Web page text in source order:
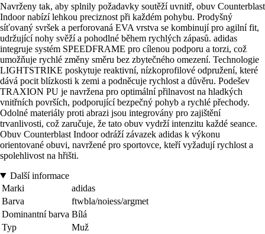
Navrženy tak, aby splnily požadavky soutěží uvnitř, obuv Counterblast
Indoor nabízí lehkou preciznost při každém pohybu. Prodyšný
síťovaný svršek a perforovaná EVA vrstva se kombinují pro agilní fit,
udržující nohy svěží a pohodlné během rychlých zápasů. adidas
integruje systém SPEEDFRAME pro cílenou podporu a torzi, což
umožňuje rychlé změny směru bez zbytečného omezení. Technologie
LIGHTSTRIKE poskytuje reaktivní, nízkoprofilové odpružení, které
dává pocit blízkosti k zemi a podněcuje rychlost a důvěru. Podešev
TRAXION PU je navržena pro optimální přilnavost na hladkých
vnitřních površích, podporující bezpečný pohyb a rychlé přechody.
Odolné materiály proti abrazi jsou integrovány pro zajištění
trvanlivosti, což zaručuje, že tato obuv vydrží intenzitu každé seance.
Obuv Counterblast Indoor odráží závazek adidas k výkonu
orientované obuvi, navržené pro sportovce, kteří vyžadují rychlost a
spolehlivost na hřišti.
Další informace
Marki
adidas
Barva
ftwbla/noiess/argmet
Dominantní barva Bílá
Typ
Muž